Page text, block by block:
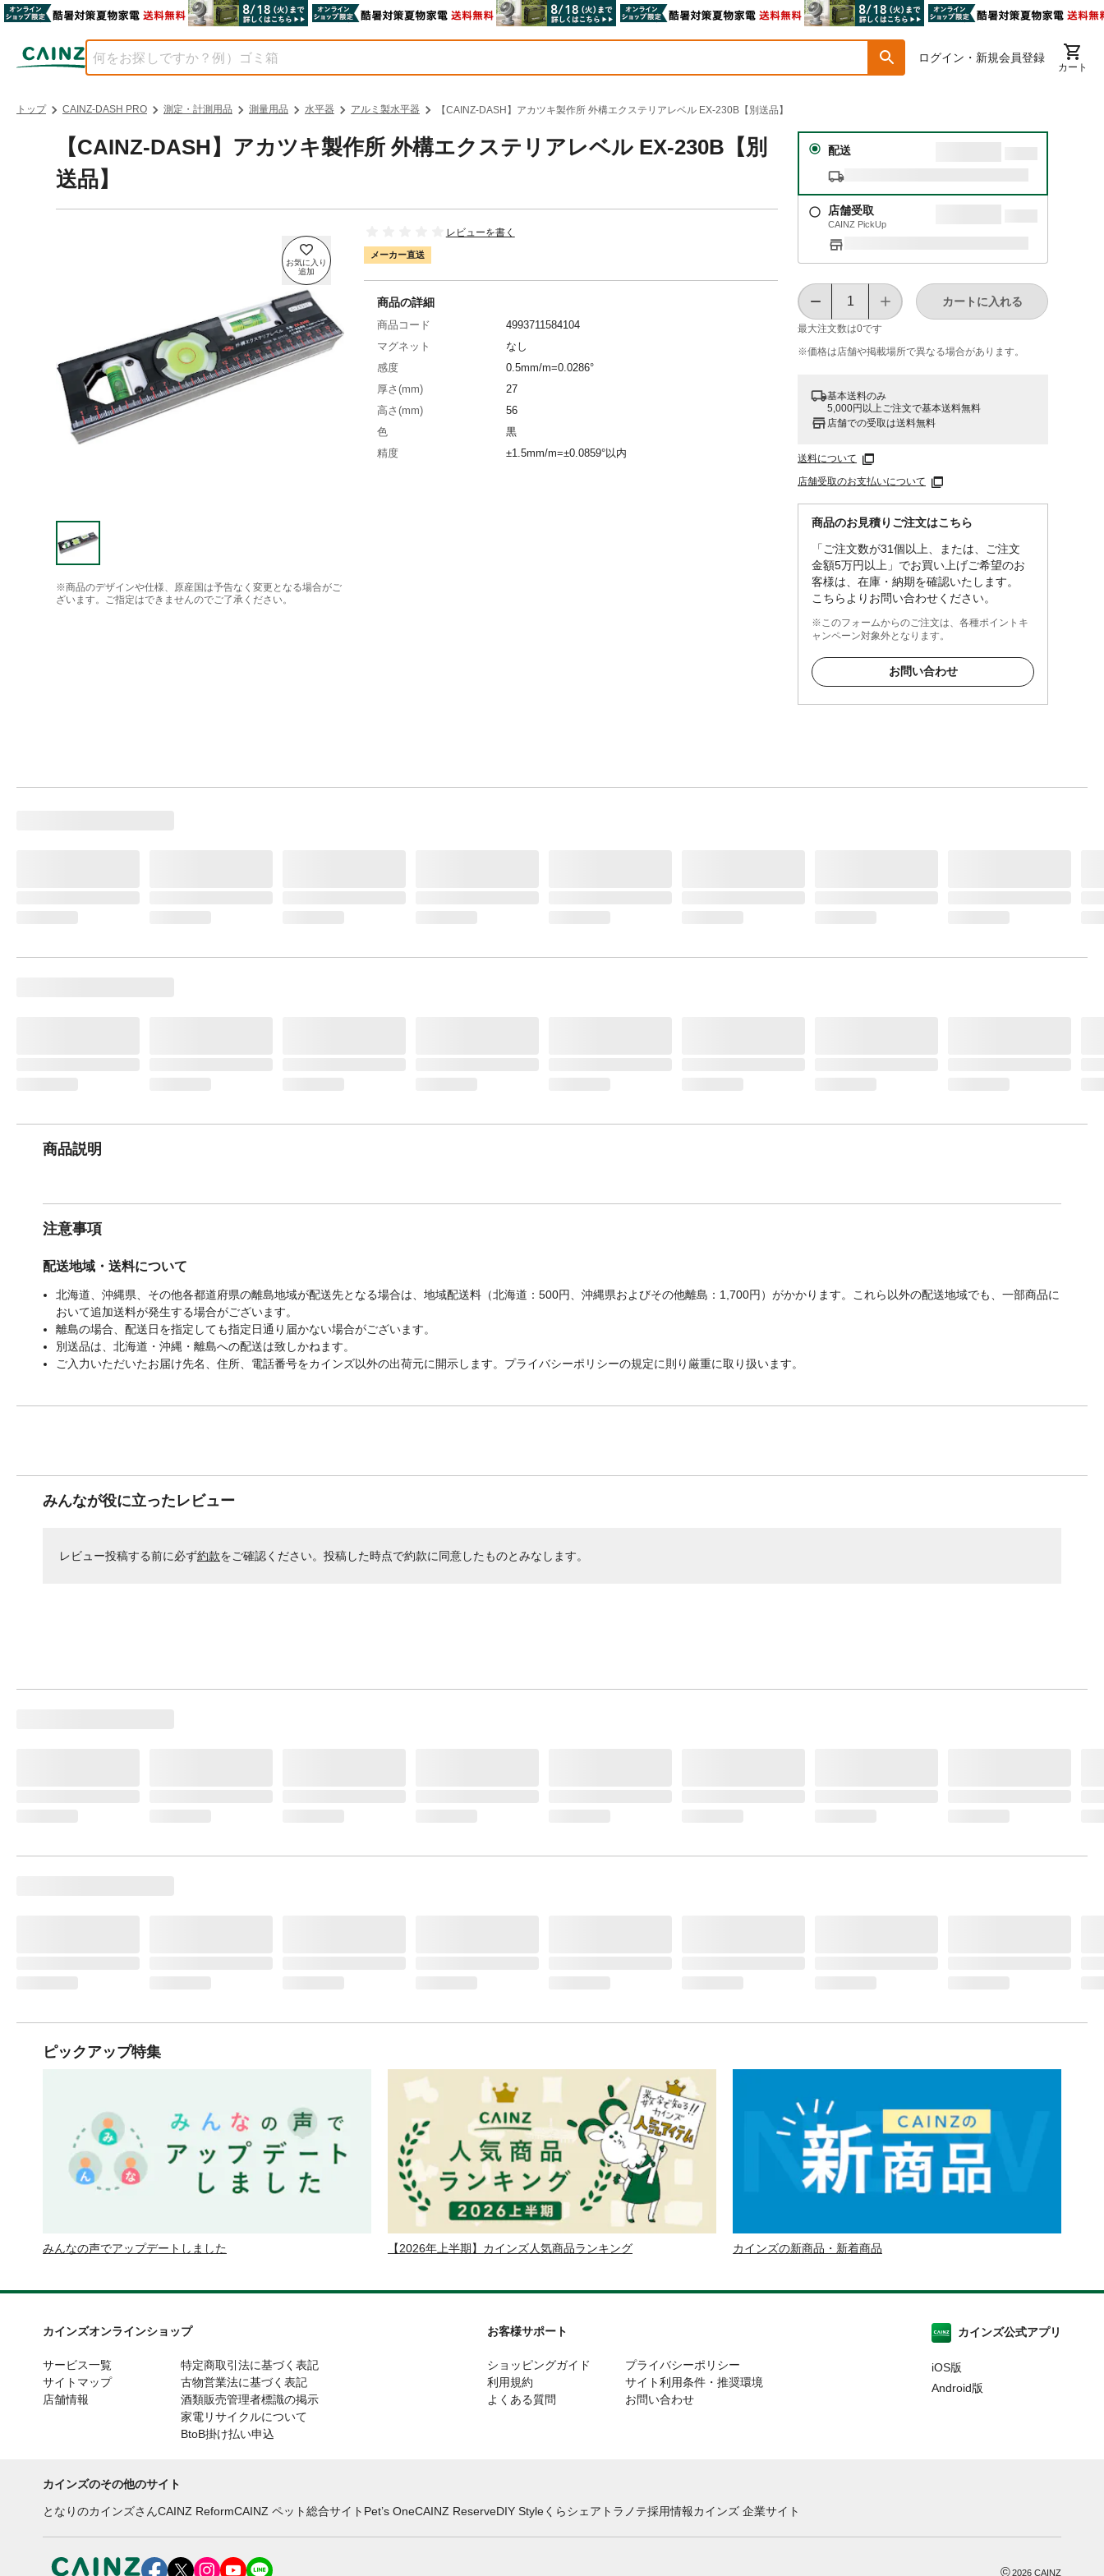
ログイン・新規会員登録
カート
トップ CAINZ-DASH PRO 測定・計測用品 測量用品 水平器 アルミ製水平器 【CAINZ-DASH】アカツキ製作所 外構エクステリアレベル EX-230B【別送品】
【CAINZ-DASH】アカツキ製作所 外構エクステリアレベル EX-230B【別
送品】
※商品のデザインや仕様、原産国は予告なく変更となる場合がご
ざいます。ご指定はできませんのでご了承ください。
レビューを書く
メーカー直送
配送
店舗受取
CAINZ PickUp
最大注文数は0です
カートに入れる
※価格は​店舗や​掲載場所で​異なる​場合が​あります。
基本送料のみ
5,000円以上ご注文で基本送料無料
店舗での受取は送料無料
送料について
店舗受取のお支払いについて
商品のお見積りご注文はこちら
「ご注文数が31個以上、または、ご注文
金額5万円以上」でお買い上げご希望のお
客様は、在庫・納期を確認いたします。
こちらよりお問い合わせください。
※このフォームからのご注文は、各種ポイントキ
ャンペーン対象外となります。
お問い合わせ
商品の詳細
商品コード
4993711584104
マグネット
なし
感度
0.5mm/m=0.0286°
厚さ(mm)
27
高さ(mm)
56
色
黒
精度
±1.5mm/m=±0.0859°以内
商品説明
注意事項
配送地域・送料について
北海道、沖縄県、その他各都道府県の離島地域が配送先となる場合は、地域配送料（北海道：500円、沖縄県およびその他離島：1,700円）がかかります。これら以外の配送地域でも、一部商品に
おいて追加送料が発生する場合がございます。
離島の場合、配送日を指定しても指定日通り届かない場合がございます。
別送品は、北海道・沖縄・離島への配送は致しかねます。
ご入力いただいたお届け先名、住所、電話番号をカインズ以外の出荷元に開示します。プライバシーポリシーの規定に則り厳重に取り扱います。
みんなが役に立ったレビュー
レビュー投稿する前に必ず約款をご確認ください。投稿した時点で約款に同意したものとみなします。
ピックアップ特集
みんなの声でアップデートしました 【2026年上半期】カインズ人気商品ランキング カインズの新商品・新着商品
カインズオンラインショップ
サービス一覧
サイトマップ
店舗情報
特定商取引法に基づく表記
古物営業法に基づく表記
酒類販売管理者標識の掲示
家電リサイクルについて
BtoB掛け払い申込
お客様サポート
ショッピングガイド
利用規約
よくある質問
プライバシーポリシー
サイト利用条件・推奨環境
お問い合わせ
カインズ公式アプリ
iOS版
Android版
カインズのその他のサイト
となりのカインズさんCAINZ ReformCAINZ ペット総合サイト Pet’s OneCAINZ ReserveDIY Styleくらシェア トラノテ採用情報カインズ 企業サイト
©2026 CAINZ